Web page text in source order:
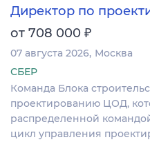
Директор по
от 708 000 ₽
07 августа 2026 Москва
СБЕР
Команда Блока
проектированию ЦОД,
распределенной
цикл управления